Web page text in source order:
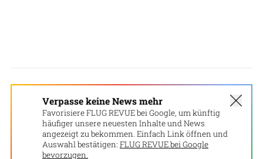
Verpasse keine News mehr
Favorisiere FLUG REVUE bei Google, um künftig
häufiger unsere neuesten Inhalte und News
angezeigt zu bekommen. Einfach Link öffnen und
Auswahl bestätigen: FLUG REVUE bei Google
bevorzugen.